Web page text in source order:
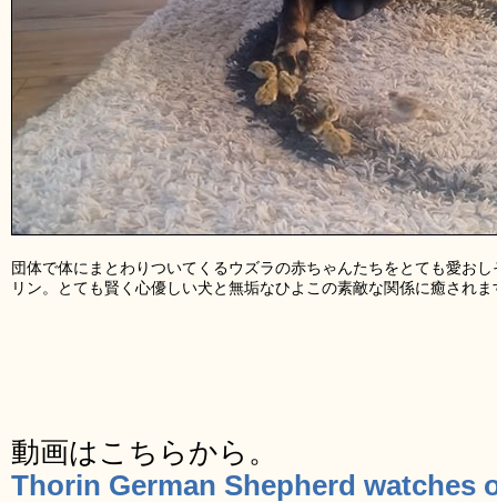
団体で体にまとわりついてくるウズラの赤ちゃんたちをとても愛お
リン。とても賢く心優しい犬と無垢なひよこの素敵な関係に癒されま
動画はこちらから。
Thorin German Shepherd watches